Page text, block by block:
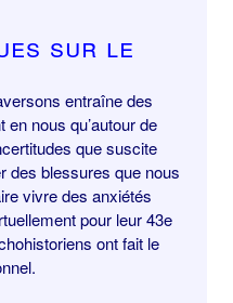
sur le
entraîne des
nous qu’autour de
que suscite
des blessures que nous
vivre des anxiétés
pour leur 43e
ont fait le